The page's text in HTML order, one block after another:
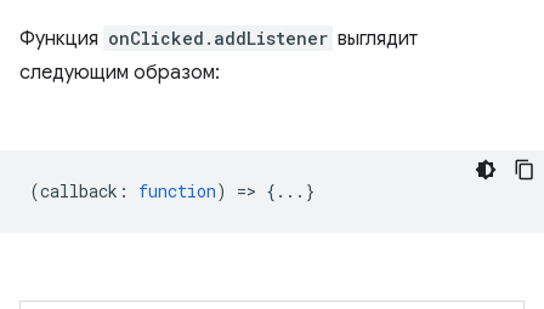
Функция onClicked.addListener выглядит
следующим образом:
(callback : function) => {...}